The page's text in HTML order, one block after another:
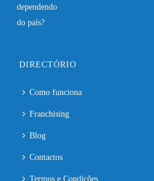
DIRECTÓRIO
Como funciona
Franchising
Blog
Contactos
Termos e Condições